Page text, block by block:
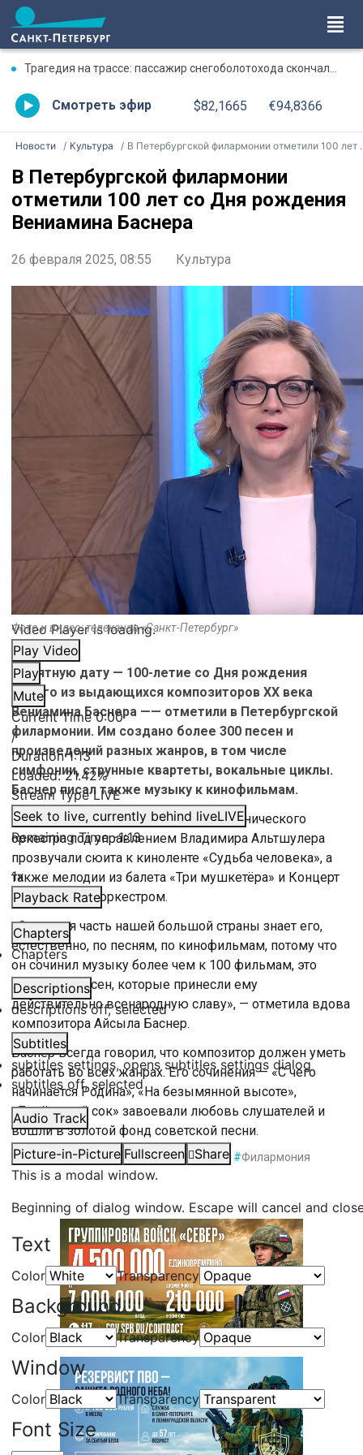
Трагедия на трассе: пассажир снегоболотохода скончался, водитель выжил
Смотреть эфир $82,1665 €94,8366
Новости Культура В Петербургской филармонии отметили 100 лет со Дня рождения Вениамина Баснера
В Петербургской филармонии
отметили 100 лет со Дня рождения
Вениамина Баснера
26 февраля 2025, 08:55 Культура
Video Player is loading.
Play Video
Play
Mute
Current Time0:00
/
Duration1:13
Loaded:21.42%
Stream TypeLIVE
Seek to live, currently behind liveLIVE
Remaining Time-1:13
1x
Playback Rate
Chapters
Chapters
Descriptions
descriptions off, selected
Subtitles
subtitles settings, opens subtitles settings dialog
subtitles off, selected
Audio Track
Picture-in-Picture Fullscreen
Share
This is a modal window.
Beginning of dialog window. Escape will cancel and
Text
Color Transparency
Background
Color Transparency
Window
Color Transparency
Font Size
Фото и видео: телеканал «Санкт-Петербург»
Памятную дату — 100-летие со Дня рождения
одного из выдающихся композиторов XX века
Вениамина Баснера —— отметили в Петербургской
филармонии. Им создано более 300 песен и
произведений разных жанров, в том числе
симфонии, струнные квартеты, вокальные циклы.
Баснер писал также музыку к кинофильмам.
В исполнении Академического симфонического
оркестра под управлением Владимира Альтшулера
прозвучали сюита к киноленте «Судьба человека», а
также мелодии из балета «Три мушкетёра» и Концерт
для скрипки с оркестром.
«Основная часть нашей большой страны знает его,
естественно, по песням, по кинофильмам, потому что
он сочинил музыку более чем к 100 фильмам, это
более 300 песен, которые принесли ему
действительно всенародную славу», — отметила вдова
композитора Айсыла Баснер.
Баснер всегда говорил, что композитор должен уметь
работать во всех жанрах. Его сочинения — «С чего
начинается Родина», «На безымянной высоте»,
«Берёзовый сок» завоевали любовь слушателей и
вошли в золотой фонд советской песни.
#Вениамин Баснер #Санкт-Петербург #Филармония